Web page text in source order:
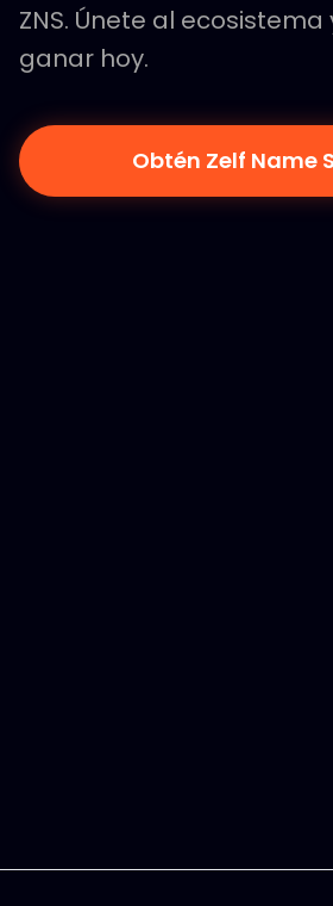
ZNS. Únete al
ganar hoy.
Obtén Zelf Name